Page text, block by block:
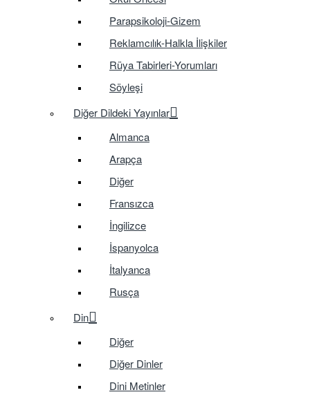
Parapsikoloji-Gizem
Reklamcılık-Halkla İlişkiler
Rüya Tabirleri-Yorumları
Söyleşi
Diğer Dildeki Yayınlar
Almanca
Arapça
Diğer
Fransızca
İngilizce
İspanyolca
İtalyanca
Rusça
Din
Diğer
Diğer Dinler
Dini Metinler